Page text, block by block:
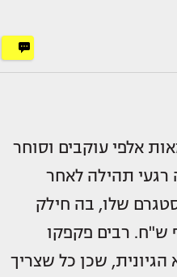
אלפי עוקבים וסוחר
רגעי תהילה לאחר
שלו, בה חילק
מזל אחד 250 אלף ש"ח. רבים פקפקו
שכן כל שצריך